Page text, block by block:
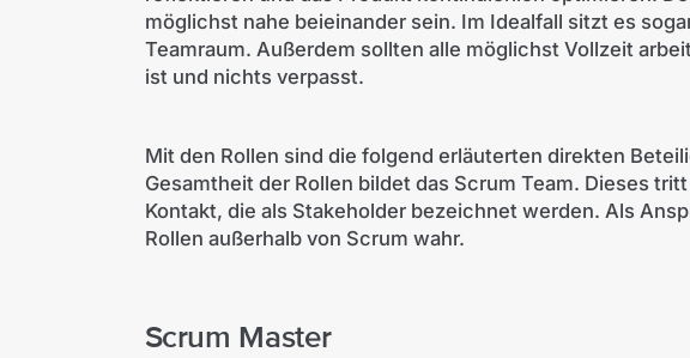
möglichst nahe beieinander sein. Im Idealfall sitzt es
Teamraum. Außerdem sollten alle möglichst Vollzeit
ist und nichts verpasst.
Mit den Rollen sind die folgend erläuterten direkten
Gesamtheit der Rollen bildet das Scrum Team. Dieses
Kontakt, die als Stakeholder bezeichnet werden. Als
Rollen außerhalb von Scrum wahr.
Scrum Master